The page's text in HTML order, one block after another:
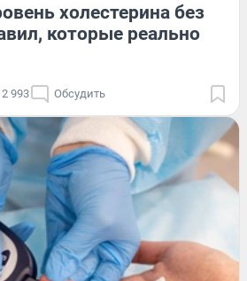
холестерина без
которые реально
2 993 Обсудить